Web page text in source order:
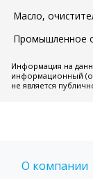
Масло,
Промышленное
Информация на
информационный
не является
О компании